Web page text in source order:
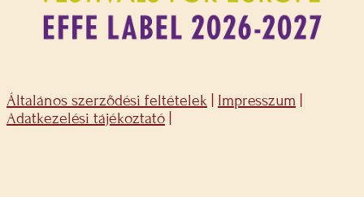
Általános szerződési feltételek Impresszum
Adatkezelési tájékoztató